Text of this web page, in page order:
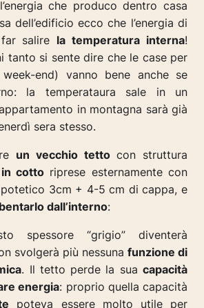
che produco dentro casa
dell’edificio ecco che l’energia di
salire la temperatura interna!
tanto si sente dire che le case per
end) vanno bene anche se
la temperataura sale in un
in montagna sarà già
sera stesso.
un vecchio tettocon struttura
cotto riprese esternamente con
3cm + 4-5 cm di cappa, e
dall’interno:
spessore “grigio” diventerà
svolgerà più nessuna funzione di
. Il tetto perde la suacapacità
energia: proprio quella capacità
poteva essere molto utile per